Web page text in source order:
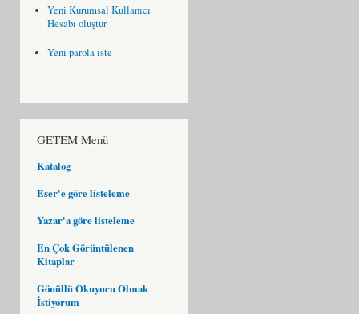
Yeni Kurumsal Kullanıcı
Hesabı oluştur
Yeni parola iste
GETEM Menü
Katalog
Eser'e göre listeleme
Yazar'a göre listeleme
En Çok Görüntülenen
Kitaplar
Gönüllü Okuyucu Olmak
İstiyorum